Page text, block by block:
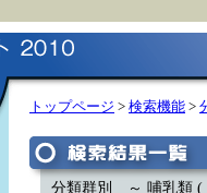
トップページ > 検索機能 >
分類群別 ～ 哺乳類 (